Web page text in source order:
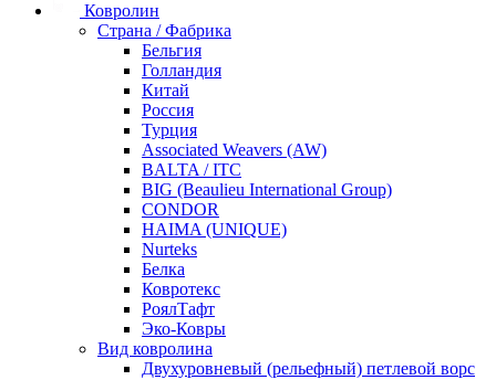
Ковролин
Страна / Фабрика
Бельгия
Голландия
Китай
Россия
Турция
Associated Weavers (AW)
BALTA / ITC
BIG (Beaulieu International Group)
CONDOR
HAIMA (UNIQUE)
Nurteks
Белка
Ковротекс
РоялТафт
Эко-Ковры
Вид ковролина
Двухуровневый (рельефный) петлевой ворс